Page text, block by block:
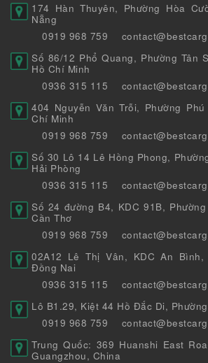
174 Hàn Thuyên, Phường Hòa
Nẵng
0919 968 759
Số 86/12 Phổ Quang, Phường Tân
Hồ Chí Minh
0936 315 115
404 Nguyễn Văn Trỗi, Phường
Chí Minh
0919 968 759
Số 30 Lô 14 Lê Hồng Phong,
Hải Phòng
0936 315 115
Số 24 đường B4, KDC 91B,
Cần Thơ
0919 968 759
02A12 Lê Thị Vân, KDC An Bình,
Đồng Nai
0936 315 115
Lô B1.29, Kiệt 44 Hồ Đắc Di,
0919 968 759
Trung Quốc: 369 Huanshi East
Guangzhou, China